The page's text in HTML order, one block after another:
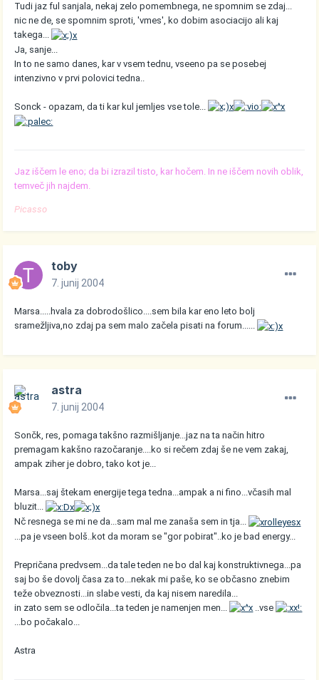
Tudi jaz ful sanjala, nekaj zelo pomembnega, ne spomnim se zdaj...
nic ne de, se spomnim sproti, 'vmes', ko dobim asociacijo ali kaj
takega...
Ja, sanje...
In to ne samo danes, kar v vsem tednu, vseeno pa se posebej
intenzivno v prvi polovici tedna..
Sonck - opazam, da ti kar kul jemljes vse tole...
Jaz iščem le eno; da bi izrazil tisto, kar hočem. In ne iščem novih oblik,
temveč jih najdem.
Picasso
toby
7. junij 2004
Marsa.....hvala za dobrodošlico....sem bila kar eno leto bolj
sramežljiva,no zdaj pa sem malo začela pisati na forum......
astra
7. junij 2004
Sončk, res, pomaga takšno razmišljanje...jaz na ta način hitro
premagam kakšno razočaranje....ko si rečem zdaj še ne vem zakaj,
ampak ziher je dobro, tako kot je...
Marsa...saj štekam energije tega tedna...ampak a ni fino...včasih mal
bluzit...
Nč resnega se mi ne da...sam mal me zanaša sem in tja...
...pa je vseen bolš..kot da moram se "gor pobirat"..ko je bad energy...
Prepričana predvsem...da tale teden ne bo dal kaj konstruktivnega...pa
saj bo še dovolj časa za to...nekak mi paše, ko se občasno znebim
teže obveznosti...in slabe vesti, da kaj nisem naredila...
in zato sem se odločila...ta teden je namenjen men...
..vse
...bo počakalo...
Astra